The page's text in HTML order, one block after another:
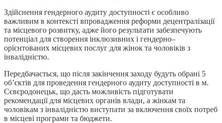
Здійснення гендерного аудиту доступності є особливо
важливим в контексті впровадження реформи децентралізації
та місцевого розвитку, адже його результати забезпечують
потенціал для створення інклюзивних і гендерно–
орієнтованих місцевих послуг для жінок та чоловіків з
інвалідністю.
Передбачається, що після закінчення заходу будуть обрані 5
об’єктів для проведення гендерного аудиту доступності в м.
Сєвєродонецьк, що дасть можливість підготувати
рекомендації для місцевих органів влади, а жінкам та
чоловікам з інвалідністю виступати за включення своїх потреб
в місцеві програми та бюджети.